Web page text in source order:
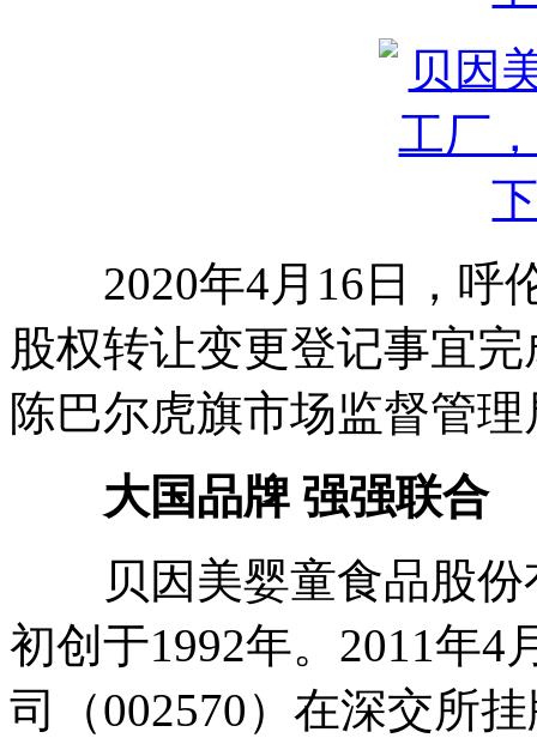
2020年4月16日，呼
股权转让变更登记事宜
陈巴尔虎旗市场监督管
大国品牌 强强联合
贝因美婴童食品股份
初创于1992年。2011年4
司（002570）在深交所